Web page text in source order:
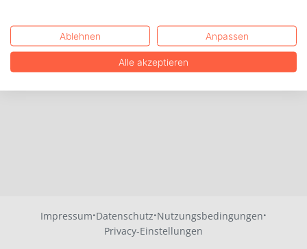
Impressum·Datenschutz·Nutzungsbedingungen·
Privacy-Einstellungen
Ablehnen Anpassen
Alle akzeptieren